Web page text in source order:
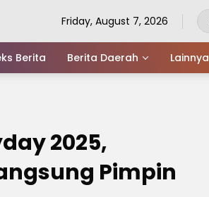
Friday, August 7, 2026
Berita Berita Daerah Lainnya
2025,
Pimpin